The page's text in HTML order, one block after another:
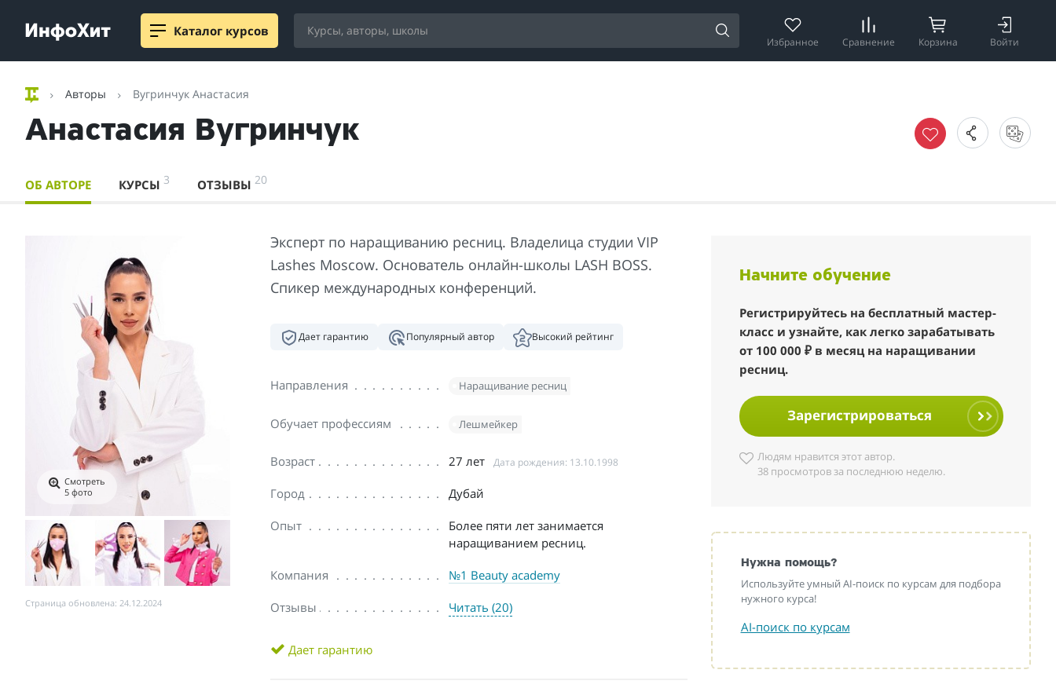
Каталог курсов
Избранное Сравнение Корзина Войти
Авторы Вугринчук Анастасия
Анастасия Вугринчук
ОБ АВТОРЕ КУРСЫ 3 ОТЗЫВЫ20
Смотреть
5 фото
Страница обновлена: 24.12.2024
Эксперт по наращиванию ресниц. Владелица студии VIP
Lashes Moscow. Основатель онлайн-школы LASH BOSS.
Спикер международных конференций.
Дает гарантию Популярный автор Высокий рейтинг
Направления Наращивание ресниц
Обучает профессиям Лешмейкер
Возраст 27 лет Дата рождения: 13.10.1998
Город Дубай
Опыт
Более пяти лет занимается
наращиванием ресниц.
Компания №1 Beauty academy
Отзывы Читать (20)
Дает гарантию
Начните обучение
Регистрируйтесь на бесплатный мастер-
класс и узнайте, как легко зарабатывать
от 100 000 ₽ в месяц на наращивании
ресниц.
Зарегистрироваться
Людям нравится этот автор.
38 просмотров за последнюю неделю.
Нужна помощь?
Используйте умный AI-поиск по курсам для подбора
нужного курса!
AI-поиск по курсам